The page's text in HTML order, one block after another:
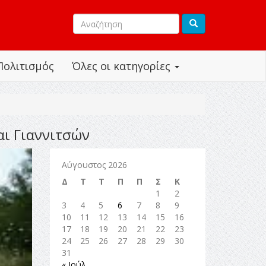
Όλες οι κατηγορίες
Γιαννιτσών
Αύγουστος 2026
Δ
Τ Τ Π Π Σ
Κ
1
2
3
4 5 6 7 8
9
10
11 12 13 14 15
16
17
18 19 20 21 22
23
24
25 26 27 28 29
30
31